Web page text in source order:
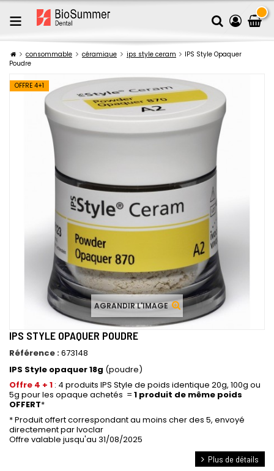
consommable céramique ips style ceram
IPS Style Opaquer
Poudre
OFFRE 4+1
AGRANDIR L'IMAGE
IPS STYLE OPAQUER POUDRE
Référence :673148
IPS Style opaquer 18g (poudre)
Offre 4 + 1 : 4 produits IPS Style de poids identique 20g, 100g ou
5g pour les opaque achetés = 1 produit de même poids
OFFERT*
* Produit offert correspondant au moins cher des 5, envoyé
directement par Ivoclar
Offre valable jusqu'au 31/08/2025
Plus de détails